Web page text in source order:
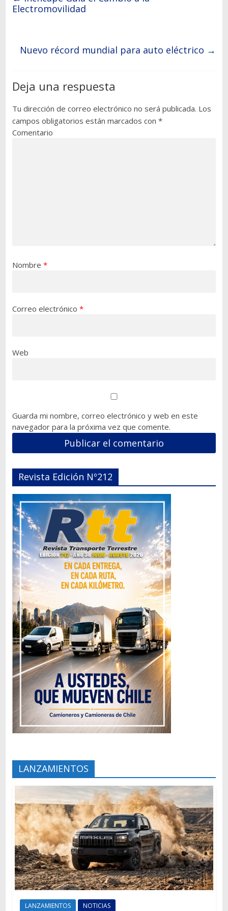
Electromovilidad
Nuevo récord mundial para auto eléctrico →
Deja una respuesta
Tu dirección de correo electrónico no será publicada. Los
campos obligatorios están marcados con *
Comentario
Nombre *
Correo electrónico *
Web
Guarda mi nombre, correo electrónico y web en este
navegador para la próxima vez que comente.
Revista Edición Nº212
LANZAMIENTOS
LANZAMIENTOS NOTICIAS